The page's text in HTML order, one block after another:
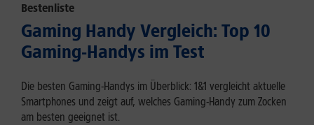
Bestenliste
Gaming Handy Vergleich: Top 10
Gaming-Handys im Test
Die besten Gaming-Handys im Überblick: 1&1 vergleicht aktuelle
Smartphones und zeigt auf, welches Gaming-Handy zum Zocken
am besten geeignet ist.